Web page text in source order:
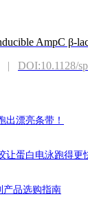
AmpC β-
| DOI:10.1128/
出漂亮条带！
让蛋白电泳跑得更
产品选购指南